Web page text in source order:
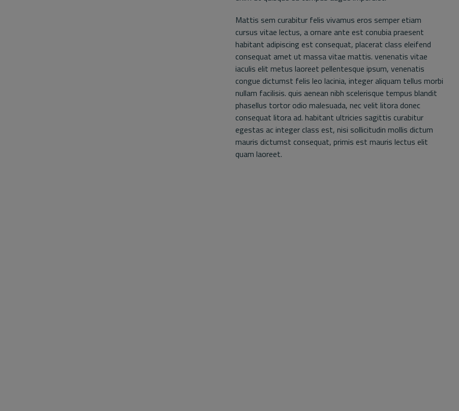
Mattis sem curabitur felis vivamus eros semper etiam
cursus vitae lectus, a ornare ante est conubia praesent
habitant adipiscing est consequat, placerat class eleifend
consequat amet ut massa vitae mattis. venenatis vitae
iaculis elit metus laoreet pellentesque ipsum, venenatis
congue dictumst felis leo lacinia, integer aliquam tellus morbi
nullam facilisis. quis aenean nibh scelerisque tempus blandit
phasellus tortor odio malesuada, nec velit litora donec
consequat litora ad. habitant ultricies sagittis curabitur
egestas ac integer class est, nisi sollicitudin mollis dictum
mauris dictumst consequat, primis est mauris lectus elit
quam laoreet.